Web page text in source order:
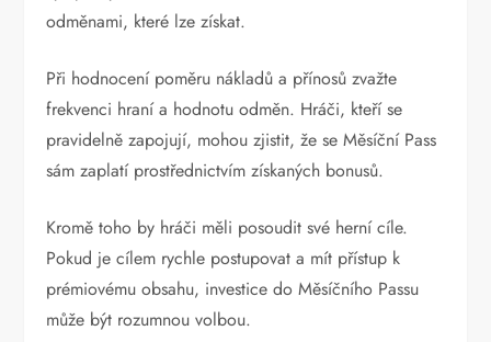
odměnami, které lze získat.
Při hodnocení poměru nákladů a přínosů zvažte
frekvenci hraní a hodnotu odměn. Hráči, kteří se
pravidelně zapojují, mohou zjistit, že se Měsíční Pass
sám zaplatí prostřednictvím získaných bonusů.
Kromě toho by hráči měli posoudit své herní cíle.
Pokud je cílem rychle postupovat a mít přístup k
prémiovému obsahu, investice do Měsíčního Passu
může být rozumnou volbou.